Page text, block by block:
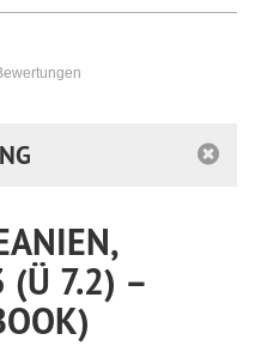
(Ü 7.2) –